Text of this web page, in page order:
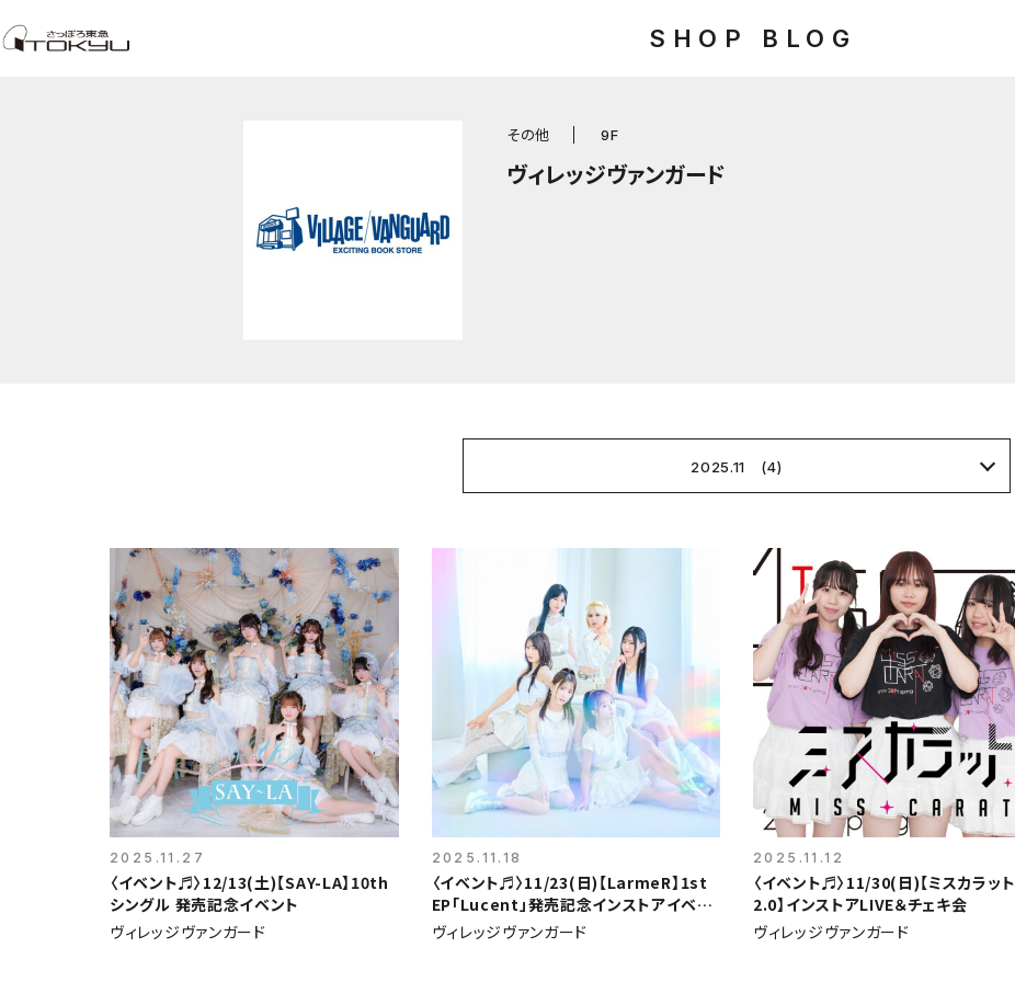
SHOP BLOG
その他 9F
ヴィレッジヴァンガード
2025.11 (4)
2025.11.27
〈イベント♬〉12/13(土)【SAY-LA】10th
シングル 発売記念イベント
ヴィレッジヴァンガード
2025.11.18
〈イベント♬〉11/23(日)【LarmeR】1st
EP「Lucent」発売記念インストアイベン
ト
ヴィレッジヴァンガード
2025.11.12
〈イベント♬〉11/30(日)【ミスカラット
2.0】インストアLIVE＆チェキ会
ヴィレッジヴァンガード